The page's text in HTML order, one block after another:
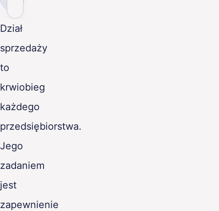
Dział
sprzedaży
to
krwiobieg
każdego
przedsiębiorstwa.
Jego
zadaniem
jest
zapewnienie